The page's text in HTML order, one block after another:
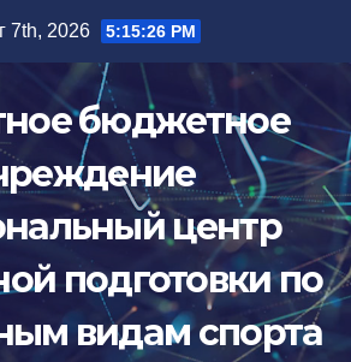
7th, 2026 5:15:27 PM
бюджетное
центр
подготовки по
видам спорта